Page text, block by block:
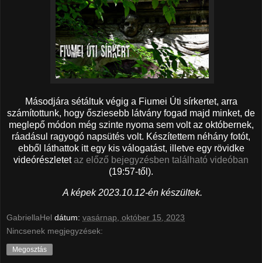
Másodjára sétáltuk végig a Fiumei Úti sírkertet, arra
számítottunk, hogy ősziesebb látvány fogad majd minket, de
meglepő módon még szinte nyoma sem volt az októbernek,
ráadásul ragyogó napsütés volt. Készítettem néhány fotót,
ebből láthattok itt egy kis válogatást, illetve egy rövidke
videórészletetaz előző bejegyzésben található videóban
(19:57-től).
A képek 2023.10.12-én készültek.
GabriellaHel dátum: vasárnap, október 15, 2023
Nincsenek megjegyzések:
Megosztás